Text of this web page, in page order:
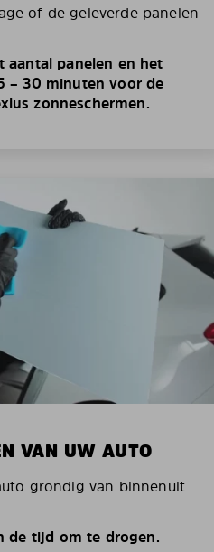
of de geleverde panelen
aantal panelen en het
– 30 minuten voor de
zonneschermen.
VAN UW AUTO
grondig van binnenuit.
de tijd om te drogen.